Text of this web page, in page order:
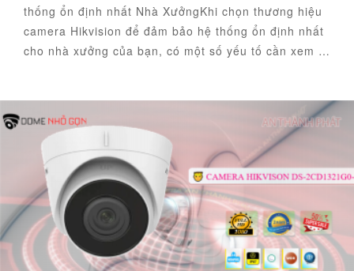
thống ổn định nhất Nhà XưởngKhi chọn thương hiệu
camera Hikvision để đảm bảo hệ thống ổn định nhất
cho nhà xưởng của bạn, có một số yếu tố cần xem …